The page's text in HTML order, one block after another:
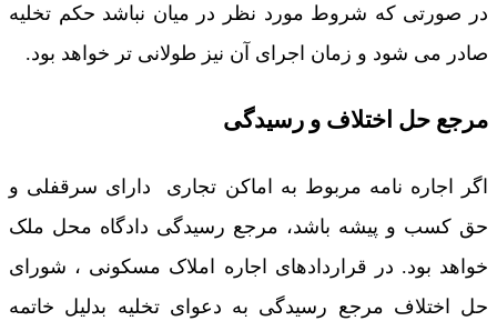
در صورتی که شروط مورد نظر در میان نباشد حکم تخلیه
صادر می شود و زمان اجرای آن نیز طولانی تر خواهد بود.
مرجع حل اختلاف و رسیدگی
اگر اجاره نامه مربوط به اماکن تجاری دارای سرقفلی و
حق کسب و پیشه باشد، مرجع رسیدگی دادگاه محل ملک
خواهد بود. در قراردادهای اجاره املاک مسکونی ، شورای
حل اختلاف مرجع رسیدگی به دعوای تخلیه بدلیل خاتمه